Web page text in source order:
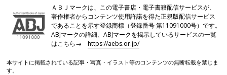
ＡＢＪマークは、この電子書店・電子書籍配信サービスが、
著作権者からコンテンツ使用許諾を得た正規版配信サービス
であることを示す登録商標（登録番号 第11091000号）です。
ABJマークの詳細、ABJマークを掲示しているサービスの一覧
はこちら→https://aebs.or.jp/
本サイトに掲載されている記事・写真・イラスト等のコンテンツの無断転載を禁じま
す。